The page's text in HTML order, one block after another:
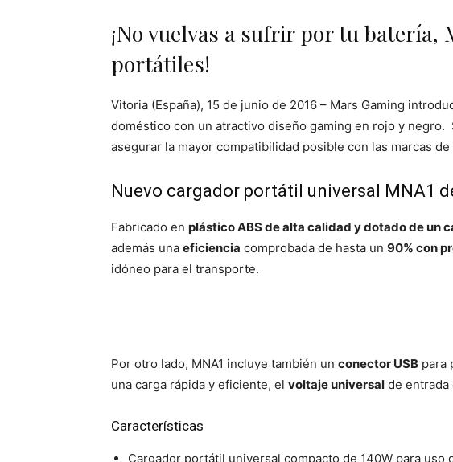
¡No vuelvas a sufrir por tu batería,
portátiles!
Vitoria (España), 15 de junio de 2016 – Mars Gaming
doméstico con un atractivo diseño gaming en rojo y negro.
asegurar la mayor compatibilidad posible con las marcas
Nuevo cargador portátil universal MNA1
Fabricado en plástico ABS de alta calidad y dotado de un
además una eficiencia comprobada de hasta un 90% con
idóneo para el transporte.
Por otro lado, MNA1 incluye también un conector USB para
una carga rápida y eficiente, el voltaje universal de entrada
Características
Cargador portátil universal compacto de 140W para uso